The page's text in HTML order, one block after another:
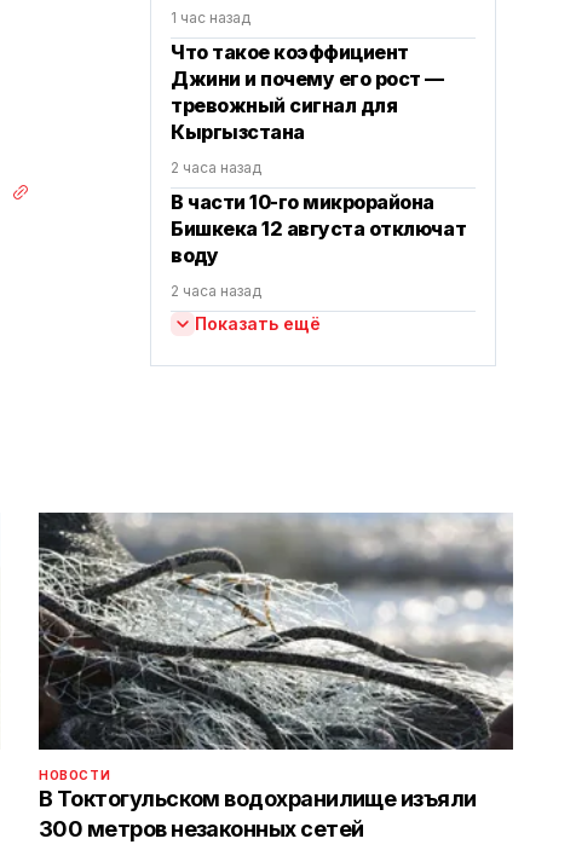
1 час назад
Что такое коэффициент
Джини и почему его рост —
тревожный сигнал для
Кыргызстана
2 часа назад
В части 10-го микрорайона
Бишкека 12 августа отключат
воду
2 часа назад
Показать ещё
НОВОСТИ
В Токтогульском водохранилище изъяли
300 метров незаконных сетей